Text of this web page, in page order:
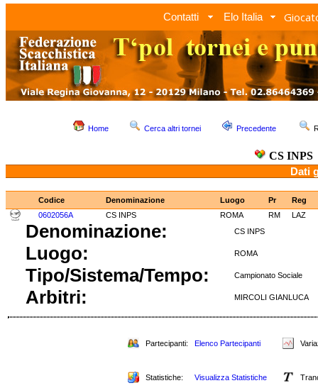
Contatti Elo Italia
Home Cerca altri tornei Precedente
CS INPS
Dati
Codice Denominazione Luogo Pr
Reg
0602056A
CS INPS ROMA RM LAZ
Denominazione: CS INPS
Luogo: ROMA
Tipo/Sistema/Tempo: Campionato
Arbitri: MIRCOLI
Partecipanti: Elenco Partecipanti
Statistiche: Visualizza Statistiche